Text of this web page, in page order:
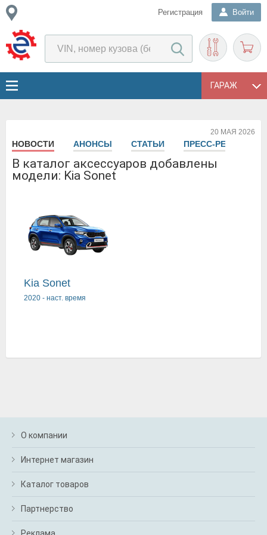
Регистрация Войти
ГАРАЖ
20 МАЯ 2026
НОВОСТИ АНОНСЫ СТАТЬИ ПРЕСС-РЕЛИЗЫ
В каталог аксессуаров добавлены
модели: Kia Sonet
Kia Sonet
2020 - наст. время
О компании
Интернет магазин
Каталог товаров
Партнерство